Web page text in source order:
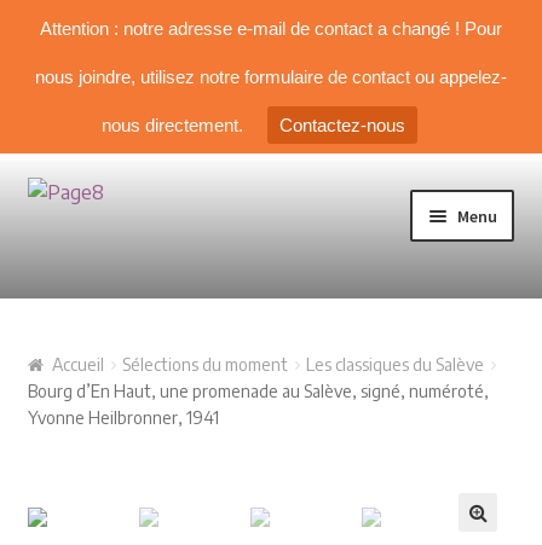
Attention : notre adresse e-mail de contact a changé ! Pour
nous joindre, utilisez notre formulaire de contact ou appelez-
nous directement. Contactez-nous
Aller à la navigation
Aller au contenu
Menu
NOS SÉLECTIONS
Guides & topos
Accueil Sélections du moment
Les classiques du Salève
Bourg d’En Haut, une promenade au Salève, signé, numéroté,
Yvonne Heilbronner, 1941